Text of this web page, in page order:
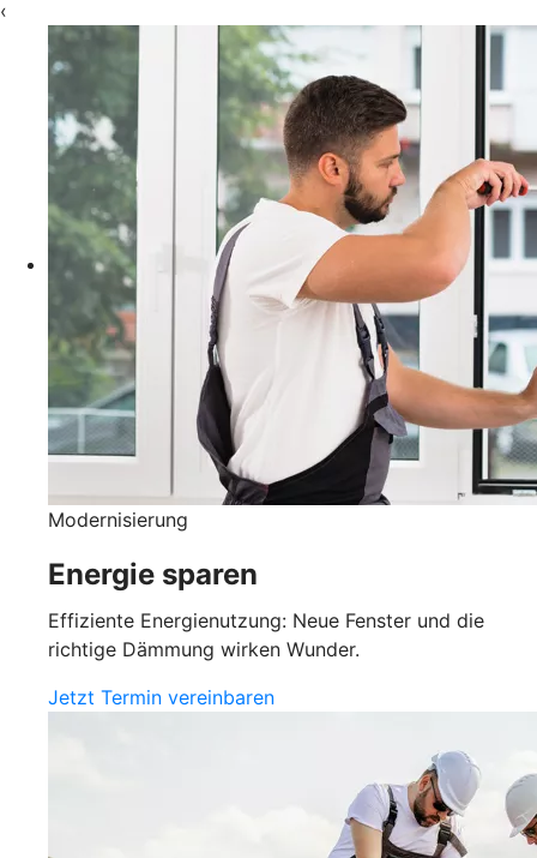
‹
Modernisierung
Energie sparen
Effiziente Energienutzung: Neue Fenster und die
richtige Dämmung wirken Wunder.
Jetzt Termin vereinbaren